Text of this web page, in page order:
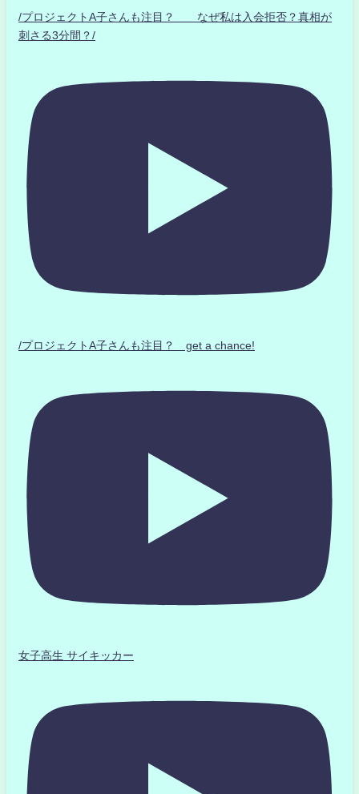
/プロジェクトA子さんも注目？ なぜ私は入会拒否？真相が
刺さる3分間？/
/プロジェクトA子さんも注目？ get a chance!
女子高生 サイキッカー